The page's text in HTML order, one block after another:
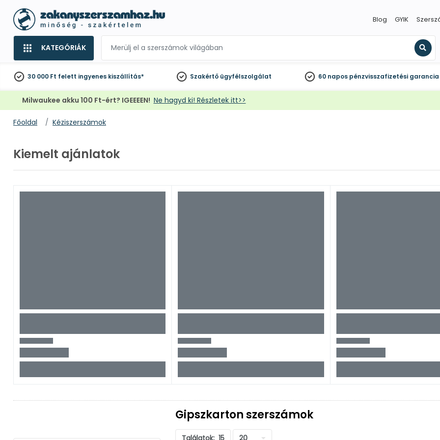
Blog GYIK
KATEGÓRIÁK
30 000 Ft felett ingyenes kiszállítás* Szakértő ügyfélszolgálat 60 napos pénzvisszafizetési garancia
Milwaukee akku 100 Ft-ért? IGEEEEN! Ne hagyd ki! Részletek itt>>
Főoldal Kéziszerszámok
Kiemelt ajánlatok
Gipszkarton szerszámok
Találatok: 15 20